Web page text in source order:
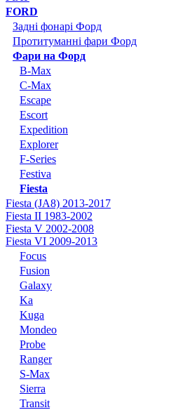
FORD
Задні фонарі Форд
Протитуманні фари Форд
Фари на Форд
B-Max
C-Max
Escape
Escort
Expedition
Explorer
F-Series
Festiva
Fiesta
Fiesta (JA8) 2013-2017
Fiesta II 1983-2002
Fiesta V 2002-2008
Fiesta VI 2009-2013
Focus
Fusion
Galaxy
Ka
Kuga
Mondeo
Probe
Ranger
S-Max
Sierra
Transit